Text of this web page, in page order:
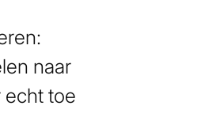
naar
echt toe